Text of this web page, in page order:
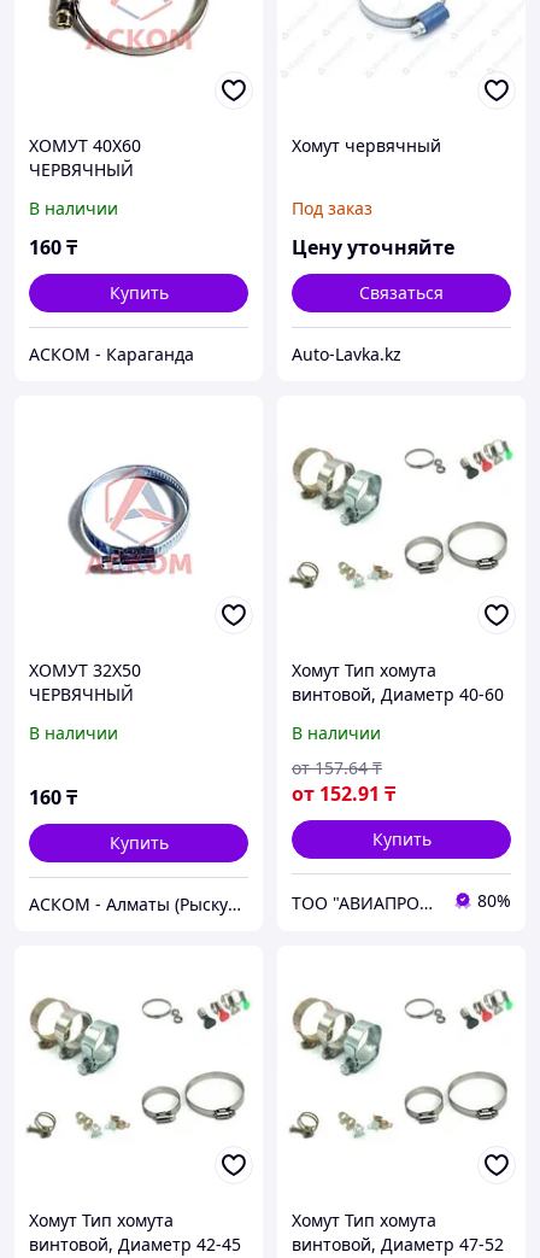
ХОМУТ 40Х60
ЧЕРВЯЧНЫЙ
В наличии
160₸
Купить
АСКОМ - Караганда
Хомут червячный
Под заказ
Цену уточняйте
Связаться
Auto-Lavka.kz
ХОМУТ 32Х50
ЧЕРВЯЧНЫЙ
В наличии
160₸
Купить
АСКОМ - Алматы (Рыскулова)
Хомут Тип хомута
винтовой, Диаметр 40-60
В наличии
от 152.91 ₸
от 157.64 ₸
Купить
ТОО "АВИАПРОМСТАЛЬ" 80%
Хомут Тип хомута
винтовой, Диаметр 42-45
Хомут Тип хомута
винтовой, Диаметр 47-52